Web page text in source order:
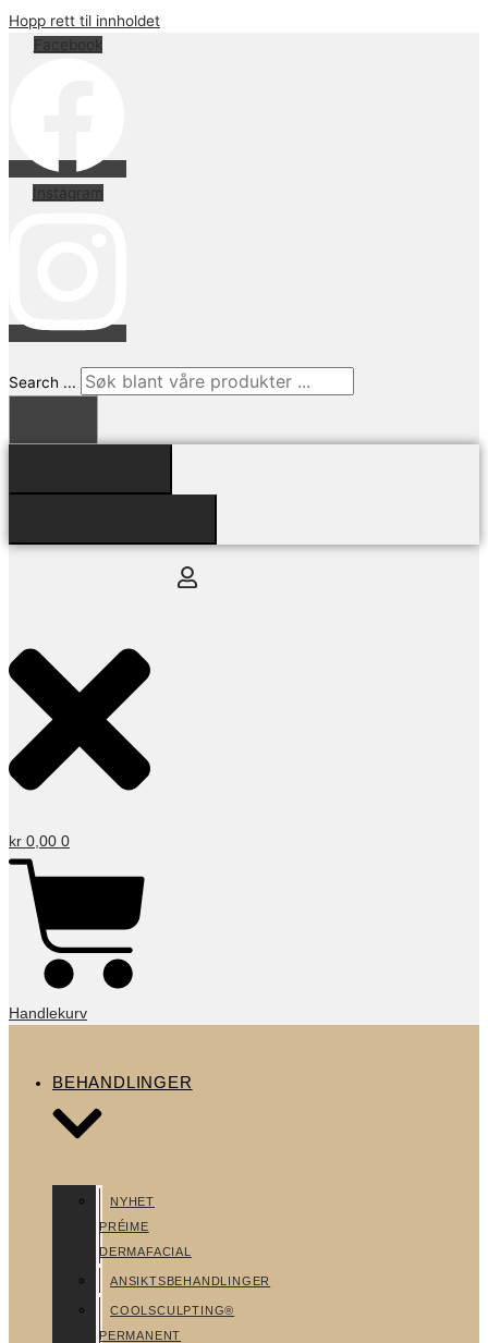
Hopp rett til innholdet
Facebook
Instagram
Search ...
kr 0,00 0
Handlekurv
BEHANDLINGER
NYHET
PRÉIME
DERMAFACIAL
ANSIKTSBEHANDLINGER
COOLSCULPTING®
PERMANENT